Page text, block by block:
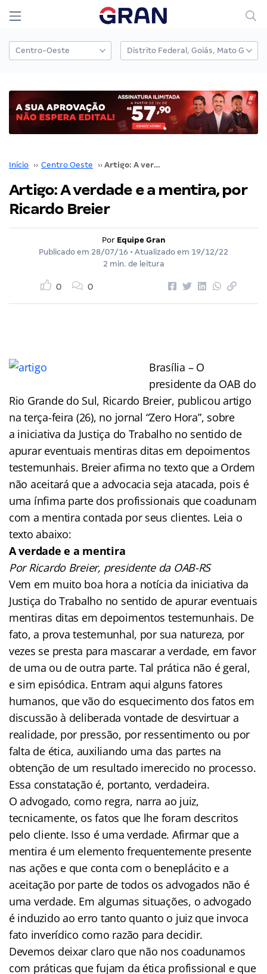
Início ›› Centro Oeste ›› Artigo: A verdade e a mentira, por Ricardo Breier
Artigo: A verdade e a mentira, por
Ricardo Breier
Por Equipe Gran
Publicado em 28/07/16 • Atualizado em 19/12/22
2 min. de leitura
0 0
Brasília – O
presidente da OAB do
Rio Grande do Sul, Ricardo Breier, publicou artigo
na terça-feira (26), no jornal “Zero Hora”, sobre
a iniciativa da Justiça do Trabalho no sentido de
apurar eventuais mentiras ditas em depoimentos
testemunhais. Breier afirma no texto que a Ordem
não aceitará que a advocacia seja atacada, pois é
uma ínfima parte dos profissionais que coadunam
com a mentira contada por seus clientes. Leia o
texto abaixo:
A verdade e a mentira
Por Ricardo Breier, presidente da OAB-RS
Vem em muito boa hora a notícia da iniciativa da
Justiça do Trabalho no sentido de apurar eventuais
mentiras ditas em depoimentos testemunhais. De
fato, a prova testemunhal, por sua natureza, por
vezes se presta para mascarar a verdade, em favor
de uma ou de outra parte. Tal prática não é geral,
e sim episódica. Entram aqui alguns fatores
humanos, que vão do esquecimento dos fatos em
discussão à deliberada vontade de desvirtuar a
realidade, por pressão, por ressentimento ou por
falta de ética, auxiliando uma das partes na
obtenção de um resultado imerecido no processo.
Essa constatação é, portanto, verdadeira.
O advogado, como regra, narra ao juiz,
tecnicamente, os fatos que lhe foram descritos
pelo cliente. Isso é uma verdade. Afirmar que a
mentira é um elemento frequentemente presente
nas ações e que conta com o beneplácito e a
aceitação por parte de todos os advogados não é
uma verdade. Em algumas situações, o advogado
é induzido ao erro tanto quanto o juiz que invoca
fato inverídico como razão para decidir.
Devemos deixar claro que não nos coadunamos
com práticas que fujam da ética profissional e que